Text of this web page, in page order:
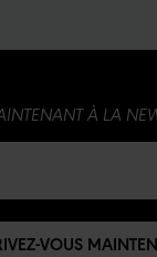
20
À LA
VOUS